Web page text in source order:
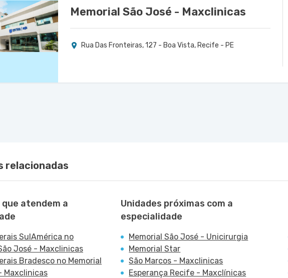
Memorial São José - Maxclinicas
Rua Das Fronteiras, 127 - Boa Vista, Recife - PE
relacionadas
que atendem a
SulAmérica no
José - Maxclinicas
Bradesco no Memorial
Maxclinicas
Unidades próximas com a
especialidade
Memorial São José - Unicirurgia
Memorial Star
São Marcos - Maxclinicas
Esperança Recife - Maxclínicas